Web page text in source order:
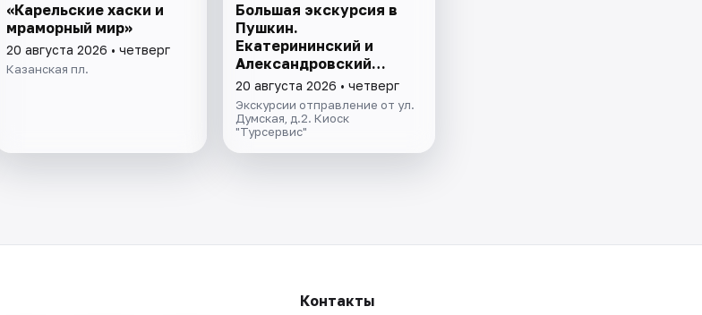
«Карельские хаски и
мраморный мир»
20 августа 2026 • четверг
Казанская пл.
Большая экскурсия в
Пушкин.
Екатерининский и
Александровский
дворцы
20 августа 2026 • четверг
Экскурсии отправление от ул.
Думская, д.2. Киоск
"Турсервис"
Контакты